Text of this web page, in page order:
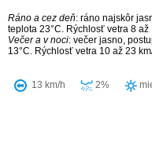
Ráno a cez deň: ráno najskôr
teplota 23°C. Rýchlosť vetra 8 až
Večer a v noci: večer jasno,
13°C. Rýchlosť vetra 10 až 23
13 km/h 2%